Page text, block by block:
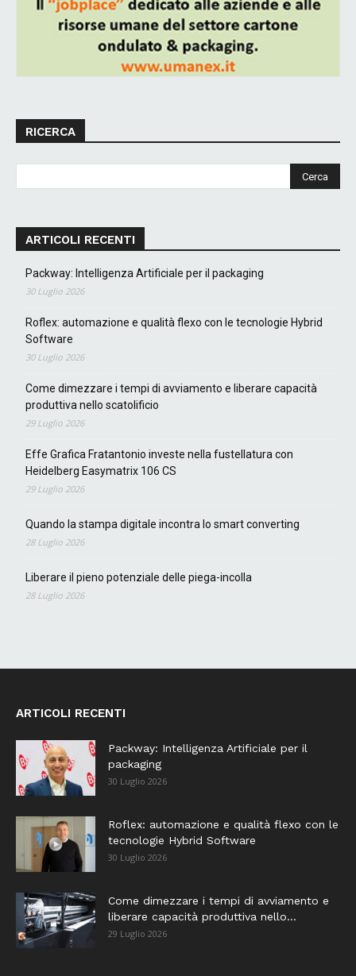
RICERCA
ARTICOLI RECENTI
Packway: Intelligenza Artificiale per il packaging
30 Luglio 2026
Roflex: automazione e qualità flexo con le tecnologie Hybrid
Software
30 Luglio 2026
Come dimezzare i tempi di avviamento e liberare capacità
produttiva nello scatolificio
29 Luglio 2026
Effe Grafica Fratantonio investe nella fustellatura con
Heidelberg Easymatrix 106 CS
29 Luglio 2026
Quando la stampa digitale incontra lo smart converting
28 Luglio 2026
Liberare il pieno potenziale delle piega-incolla
28 Luglio 2026
ARTICOLI RECENTI
Packway: Intelligenza Artificiale per il
packaging
30 Luglio 2026
Roflex: automazione e qualità flexo con le
tecnologie Hybrid Software
30 Luglio 2026
Come dimezzare i tempi di avviamento e
liberare capacità produttiva nello...
29 Luglio 2026